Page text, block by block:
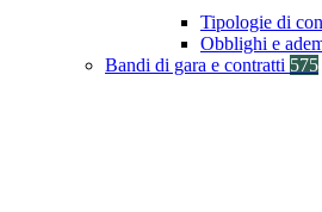
Tipologie di
Obblighi e
Bandi di gara e contratti 575